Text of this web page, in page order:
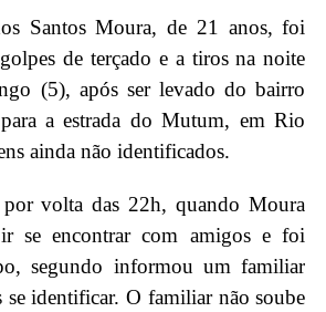
Santos Moura, de 21 anos, foi
de terçado e a tiros na noite
(5), após ser levado do bairro
a estrada do Mutum, em Rio
ainda não identificados.
volta das 22h, quando Moura
se encontrar com amigos e foi
segundo informou um familiar
se identificar. O familiar não soube